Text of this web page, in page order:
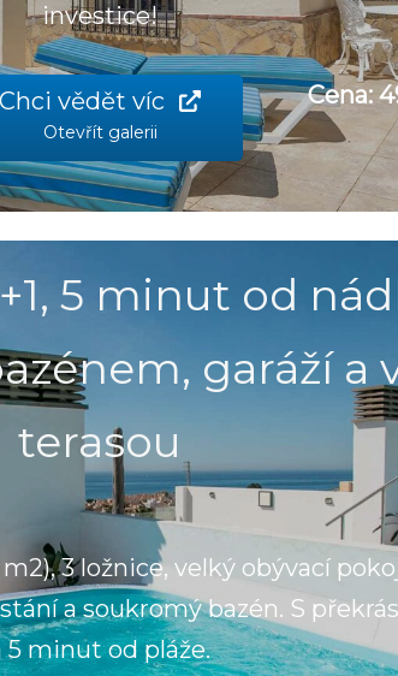
investice!
Chci vědět víc
Otevřít galerii
Cena:
5 minut od
garáží a
terasou
3 ložnice, velký obývací
a soukromý bazén. S
5 minut od pláže.